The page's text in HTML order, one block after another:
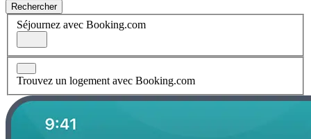
Rechercher
Séjournez avec Booking.com
Trouvez un logement avec Booking.com